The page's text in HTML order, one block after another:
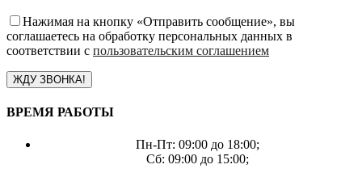
Нажимая на кнопку «Отправить сообщение», вы
соглашаетесь на обработку персональных данных в
соответствии с пользовательским соглашением
ВРЕМЯ РАБОТЫ
Пн-Пт: 09:00 до 18:00;
Сб: 09:00 до 15:00;